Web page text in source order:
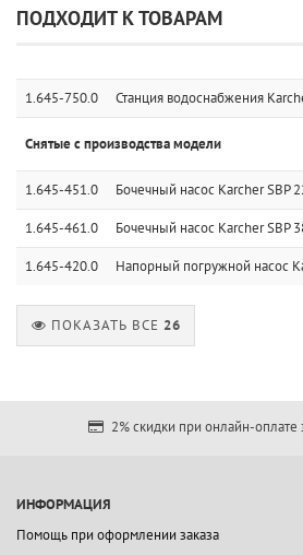
ПОДХОДИТ К ТОВАРАМ
1.645-750.0 Станция водоснабжения
Снятые с производства модели
1.645-451.0 Бочечный насос Karcher SBP
1.645-461.0 Бочечный насос Karcher SBP
1.645-420.0 Напорный погружной насос
ПОКАЗАТЬ ВСЕ 26
2% скидки при онлайн-оплате
ИНФОРМАЦИЯ
Помощь при оформлении заказа